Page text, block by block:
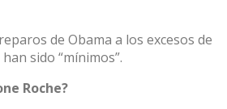
de Obama a los excesos de
sido “mínimos”.
Roche?